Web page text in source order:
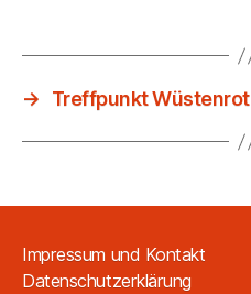
→ Treffpunkt Wüstenrot
Impressum und Kontakt
Datenschutzerklärung